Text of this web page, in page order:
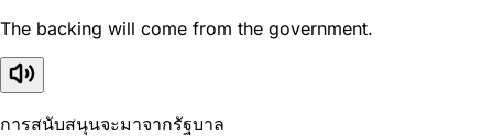
The backing will come from the government.
การสนับสนุนจะมาจากรัฐบาล